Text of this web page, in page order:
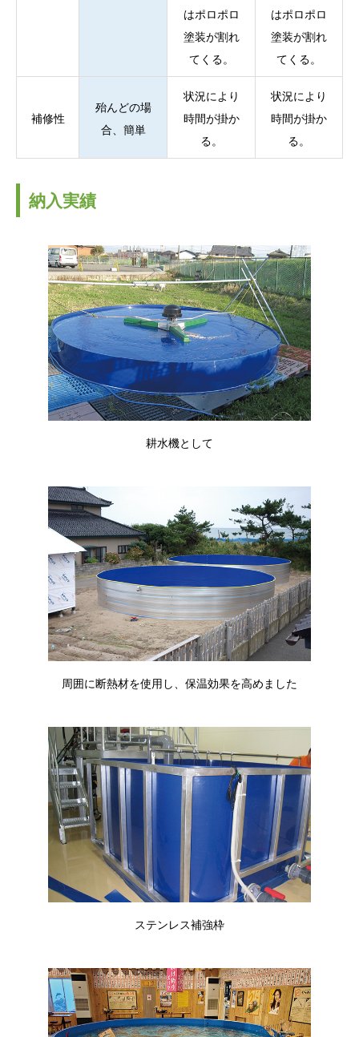
はポロポロ
塗装が割れ
てくる。
はポロポロ
塗装が割れ
てくる。
補修性
殆んどの場
合、簡単
状況により
時間が掛か
る。
状況により
時間が掛か
る。
納入実績
耕水機として
周囲に断熱材を使用し、保温効果を高めました
ステンレス補強枠